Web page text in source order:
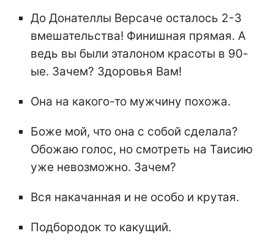
До Донателлы Версаче осталось 2-3
вмешательства! Финишная прямая. А
ведь вы были эталоном красоты в 90-
ые. Зачем? Здоровья Вам!
Она на какого-то мужчину похожа.
Боже мой, что она с собой сделала?
Обожаю голос, но смотреть на Таисию
уже невозможно. Зачем?
Вся накачанная и не особо и крутая.
Подбородок то какущий.